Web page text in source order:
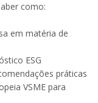
como:
em matéria de
ESG
práticas
VSME para